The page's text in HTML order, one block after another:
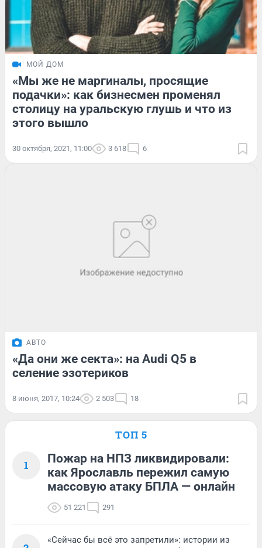
МОЙ ДОМ
«Мы же не маргиналы, просящие
подачки»: как бизнесмен променял
столицу на уральскую глушь и что из
этого вышло
30 октября, 2021, 11:00 3 618 6
АВТО
«Да они же секта»: на Audi Q5 в
селение эзотериков
8 июня, 2017, 10:24 2 503 18
ТОП 5
1
Пожар на НПЗ ликвидировали:
как Ярославль пережил самую
массовую атаку БПЛА — онлайн
51 221 291
«Сейчас бы всё это запретили»: истории из